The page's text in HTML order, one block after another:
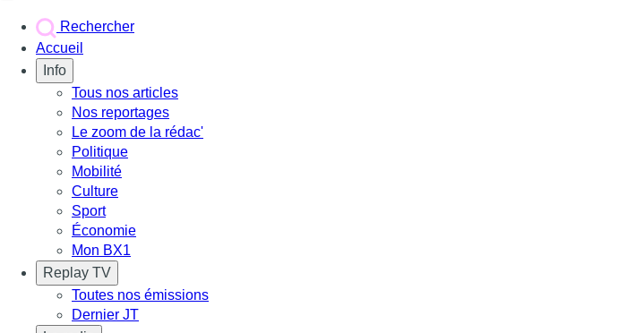
Rechercher
Accueil
Info
Tous nos articles
Nos reportages
Le zoom de la rédac'
Politique
Mobilité
Culture
Sport
Économie
Mon BX1
Replay TV
Toutes nos émissions
Dernier JT